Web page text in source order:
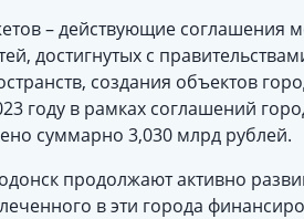
– действующие соглашения
достигнутых с
создания объектов
году в рамках соглашений
суммарно 3,030 млрд рублей.
продолжают активно
в эти города